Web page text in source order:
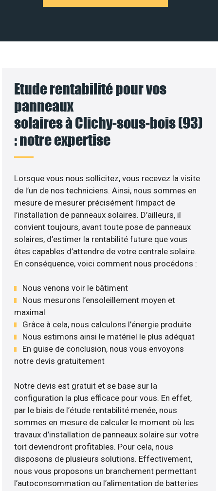
Etude rentabilité pour vos
panneaux
solaires à Clichy-sous-bois (93)
: notre expertise
Lorsque vous nous sollicitez, vous recevez la visite
de l’un de nos techniciens. Ainsi, nous sommes en
mesure de mesurer précisément l’impact de
l’installation de panneaux solaires. D’ailleurs, il
convient toujours, avant toute pose de panneaux
solaires, d’estimer la rentabilité future que vous
êtes capables d’attendre de votre centrale solaire.
En conséquence, voici comment nous procédons :
Nous venons voir le bâtiment
Nous mesurons l’ensoleillement moyen et
maximal
Grâce à cela, nous calculons l’énergie produite
Nous estimons ainsi le matériel le plus adéquat
En guise de conclusion, nous vous envoyons
notre devis gratuitement
Notre devis est gratuit et se base sur la
configuration la plus efficace pour vous. En effet,
par le biais de l’étude rentabilité menée, nous
sommes en mesure de calculer le moment où les
travaux d’installation de panneaux solaire sur votre
toit deviendront profitables. Pour cela, nous
disposons de plusieurs solutions. Effectivement,
nous vous proposons un branchement permettant
l’autoconsommation ou l’alimentation de batteries